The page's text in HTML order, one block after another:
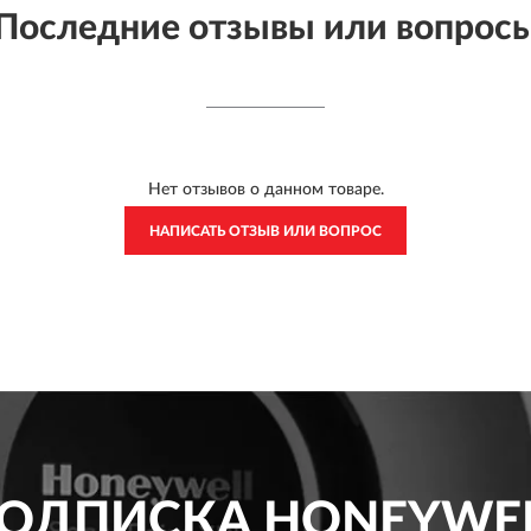
отзывы или
Нет отзывов о данном товаре.
НАПИСАТЬ ОТЗЫВ ИЛИ ВОПРОС